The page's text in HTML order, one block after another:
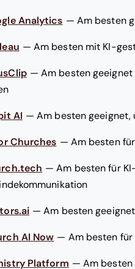
Analytics — Am besten
— Am besten mit KI-
— Am besten
AI — Am besten geeignet,
Churches — Am besten
— Am besten für
— Am besten
AI Now — Am besten
Platform — Am